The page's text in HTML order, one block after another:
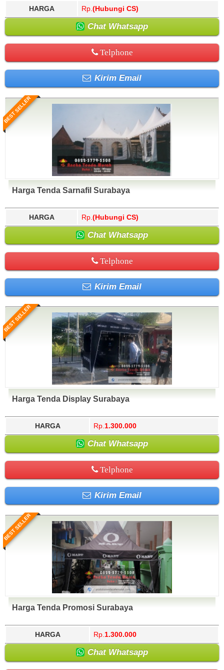
HARGA Rp. (Hubungi CS)
Chat Whatsapp
Telphone
Kirim Email
BEST SELLER
Harga Tenda Sarnafil Surabaya
HARGA Rp. (Hubungi CS)
Chat Whatsapp
Telphone
Kirim Email
BEST SELLER
Harga Tenda Display Surabaya
HARGA Rp. 1.300.000
Chat Whatsapp
Telphone
Kirim Email
BEST SELLER
Harga Tenda Promosi Surabaya
HARGA Rp. 1.300.000
Chat Whatsapp